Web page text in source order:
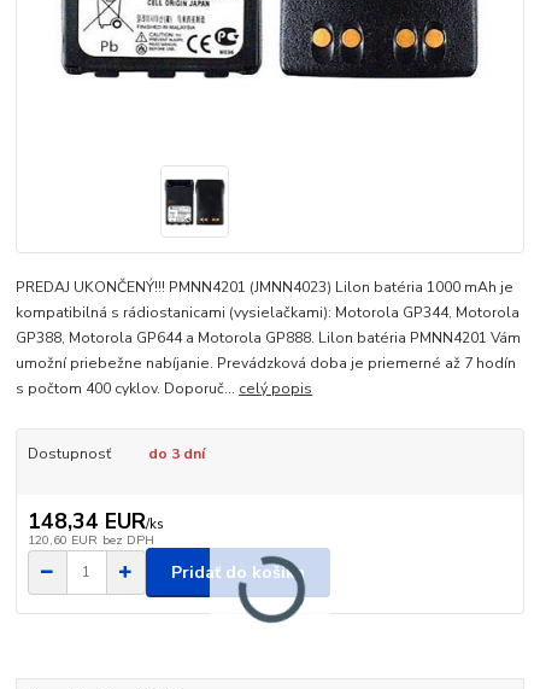
PREDAJ UKONČENÝ!!! PMNN4201 (JMNN4023) Lilon batéria 1000 mAh je
kompatibilná s rádiostanicami (vysielačkami): Motorola GP344, Motorola
GP388, Motorola GP644 a Motorola GP888. Lilon batéria PMNN4201 Vám
umožní priebežne nabíjanie. Prevádzková doba je priemerné až 7 hodín
s počtom 400 cyklov. Doporuč... celý popis
Dostupnosť do 3 dní
148,34 EUR/ks
120,60 EUR bez DPH
Pridať do košíka